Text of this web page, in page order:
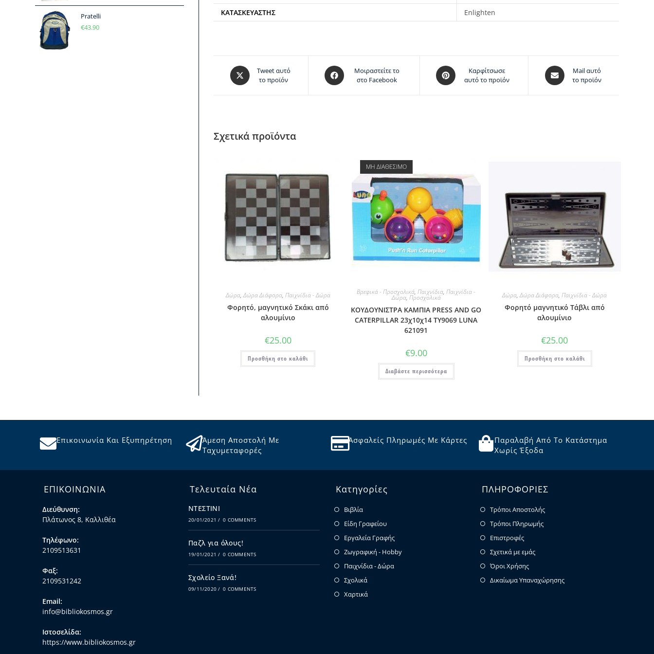
ΚΑΤΑΣΚΕΥΑΣΤΉΣ
Enlighten
Tweet αυτό
το προϊόν
Μοιραστείτε το
στο Facebook
Καρφίτσωσε
αυτό το προϊόν
Mail αυτό
το προϊόν
Σχετικά προϊόντα
Δώρα,Δώρα Διάφορα, Παιχνίδια - Δώρα
Φορητό, μαγνητικό Σκάκι από
αλουμίνιο
€25.00
Προσθήκη στο καλάθι
ΜΗ ΔΙΑΘΕΣΙΜΟ
Βρεφικά - Προσχολικά,Παιχνίδια,Παιχνίδια -
Δώρα, Προσχολικά
ΚΟΥΔΟΥΝΙΣΤΡΑ ΚΑΜΠΙΑ PRESS AND GO
CATERPILLAR 23χ10χ14 TY9069 LUNA
621091
€9.00
Διαβάστε περισσότερα
Δώρα,Δώρα Διάφορα,Παιχνίδια - Δώρα
Φορητό μαγνητικό Τάβλι από
αλουμίνιο
€25.00
Προσθήκη στο καλάθι
Pratelli
€43.90
Επικοινωνία Και Εξυπηρέτηση
Άμεση Αποστολή Με
Ταχυμεταφορές
Ασφαλείς Πληρωμές Με Κάρτες
Παραλαβή Από Το Κατάστημα
Χωρίς Έξοδα
ΕΠΙΚΟΙΝΩΝΙΑ
Διεύθυνση:
Πλάτωνος 8, Καλλιθέα
Τηλέφωνο:
2109513631
Φαξ:
2109531242
Email:
info@bibliokosmos.gr
Ιστοσελίδα:
https://www.bibliokosmos.gr
Τελευταία Νέα
ΝΤΕΣΤΙΝΙ
20/01/2021 / 0 COMMENTS
Παζλ για όλους!
19/01/2021 / 0 COMMENTS
Σχολείο Ξανά!
09/11/2020 / 0 COMMENTS
Κατηγορίες
Βιβλία
Είδη Γραφείου
Εργαλεία Γραφής
Ζωγραφική - Hobby
Παιχνίδια - Δώρα
Σχολικά
Χαρτικά
ΠΛΗΡΟΦΟΡΙΕΣ
Τρόποι Αποστολής
Τρόποι Πληρωμής
Επιστροφές
Σχετικά με εμάς
Όροι Χρήσης
Δικαίωμα Υπαναχώρησης